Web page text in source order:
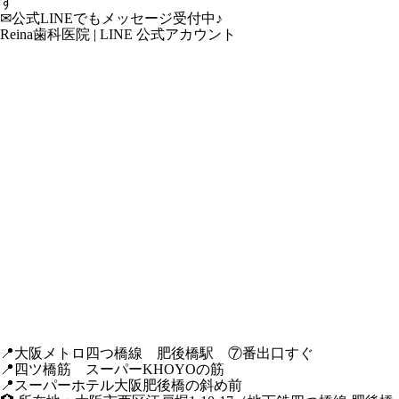
✉公式LINEでもメッセージ受付中♪
Reina歯科医院 | LINE 公式アカウント
📍大阪メトロ四つ橋線 肥後橋駅 ⑦番出口すぐ
📍四ツ橋筋 スーパーKHOYOの筋
📍スーパーホテル大阪肥後橋の斜め前